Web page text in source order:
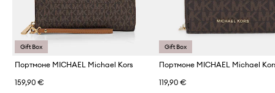
Gift Box
Портмоне MICHAEL Michael Kors
159,90 €
Gift Box
Портмоне MICHAEL Michael
119,90 €